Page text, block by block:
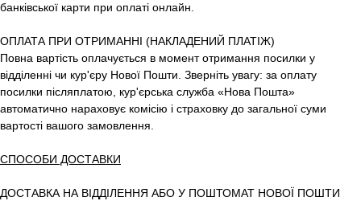
банківської карти при оплаті онлайн.
ОПЛАТА ПРИ ОТРИМАННІ (НАКЛАДЕНИЙ ПЛАТІЖ)
Повна вартість оплачується в момент отримання посилки у
відділенні чи кур'єру Нової Пошти. Зверніть увагу: за оплату
посилки післяплатою, кур'єрська служба «Нова Пошта»
автоматично нараховує комісію і страховку до загальної суми
вартості вашого замовлення.
СПОСОБИ ДОСТАВКИ
ДОСТАВКА НА ВІДДІЛЕННЯ АБО У ПОШТОМАТ НОВОЇ ПОШТИ